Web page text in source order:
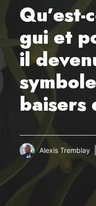
gui et
il
baisers
Alexis Tremblay